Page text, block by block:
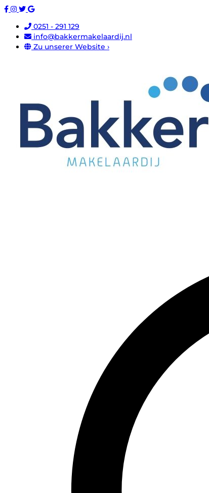
0251 - 291 129
info@bakkermakelaardij.nl
Zu unserer Website ›